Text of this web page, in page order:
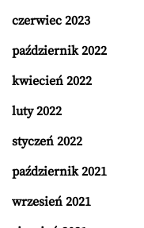
czerwiec 2023
październik 2022
kwiecień 2022
luty 2022
styczeń 2022
październik 2021
wrzesień 2021